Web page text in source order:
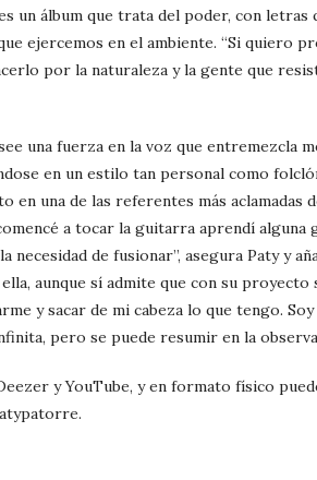
un álbum que trata del poder, con letras
ejercemos en el ambiente. “Si quiero
por la naturaleza y la gente que
una fuerza en la voz que entremezcla
en un estilo tan personal como
en una de las referentes más aclamadas
a tocar la guitarra aprendí alguna
de fusionar”, asegura Paty y
aunque sí admite que con su
y sacar de mi cabeza lo que tengo.
pero se puede resumir en la
y YouTube, y en formato físico